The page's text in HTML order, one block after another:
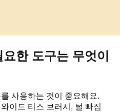
한 도구는 무엇이
사용하는 것이 중요해요.
이드 티스 브러시, 털 빠짐